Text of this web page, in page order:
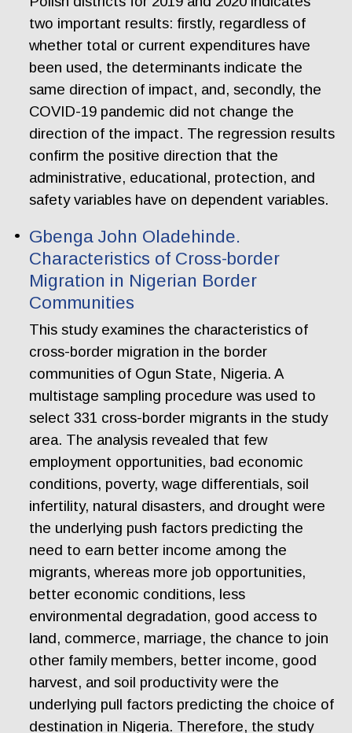
two important results: firstly, regardless of
whether total or current expenditures have
been used, the determinants indicate the
same direction of impact, and, secondly, the
COVID-19 pandemic did not change the
direction of the impact. The regression results
confirm the positive direction that the
administrative, educational, protection, and
safety variables have on dependent variables.
Gbenga John Oladehinde.
Characteristics of Cross-border
Migration in Nigerian Border
Communities
This study examines the characteristics of
cross-border migration in the border
communities of Ogun State, Nigeria. A
multistage sampling procedure was used to
select 331 cross-border migrants in the study
area. The analysis revealed that few
employment opportunities, bad economic
conditions, poverty, wage differentials, soil
infertility, natural disasters, and drought were
the underlying push factors predicting the
need to earn better income among the
migrants, whereas more job opportunities,
better economic conditions, less
environmental degradation, good access to
land, commerce, marriage, the chance to join
other family members, better income, good
harvest, and soil productivity were the
underlying pull factors predicting the choice of
destination in Nigeria. Therefore, the study